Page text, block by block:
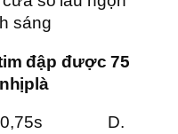
sáng
đập được 75
0,75s D.